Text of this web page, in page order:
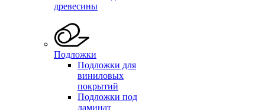
древесины
Подложки
Подложки для
виниловых
покрытий
Подложки под
ламинат